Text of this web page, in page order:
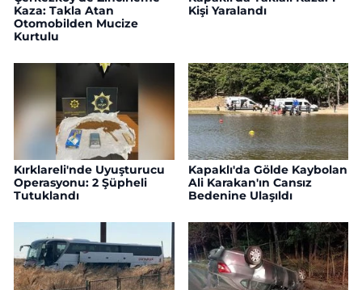
Kaza: Takla Atan
Otomobilden Mucize
Kurtulu
Kişi Yaralandı
Kırklareli'nde Uyuşturucu
Operasyonu: 2 Şüpheli
Tutuklandı
Kapaklı'da Gölde Kaybolan
Ali Karakan'ın Cansız
Bedenine Ulaşıldı